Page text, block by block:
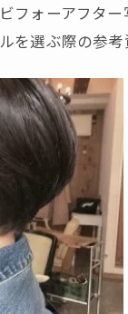
フォーアフタ
を選ぶ際の参考